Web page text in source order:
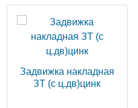
Задвижка накладная
ЗТ (с ц.дв)цинк